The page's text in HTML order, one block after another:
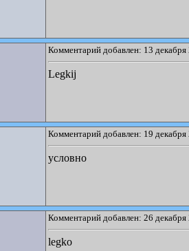
Комментарий добавлен: 13
Legkij
Комментарий добавлен: 19
условно
Комментарий добавлен: 26
legko